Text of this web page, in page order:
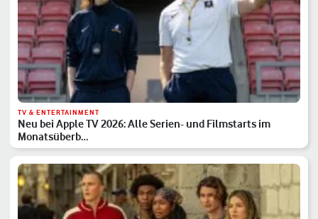
TV & ENTERTAINMENT
Neu bei Apple TV 2026: Alle Serien- und Filmstarts im
Monatsüberb…